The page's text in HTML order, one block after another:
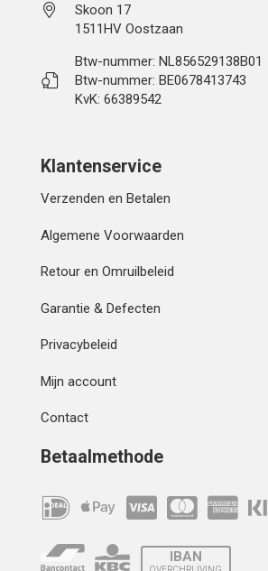
Skoon 17
1511HV Oostzaan
Btw-nummer: NL856529138B01
Btw-nummer: BE0678413743
KvK: 66389542
Klantenservice
Verzenden en Betalen
Algemene Voorwaarden
Retour en Omruilbeleid
Garantie & Defecten
Privacybeleid
Mijn account
Contact
Betaalmethode
IBAN